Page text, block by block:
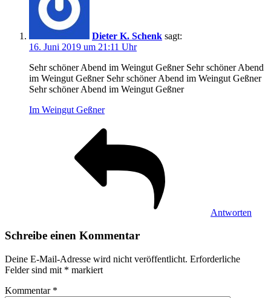
Dieter K. Schenk sagt:
16. Juni 2019 um 21:11 Uhr
Sehr schöner Abend im Weingut Geßner Sehr schöner Abend
im Weingut Geßner Sehr schöner Abend im Weingut Geßner
Sehr schöner Abend im Weingut Geßner
Im Weingut Geßner
Antworten
Schreibe einen Kommentar
Deine E-Mail-Adresse wird nicht veröffentlicht. Erforderliche
Felder sind mit * markiert
Kommentar *